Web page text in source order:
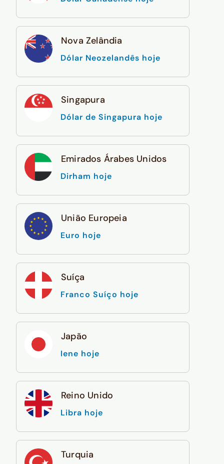
Nova Zelândia
Dólar Neozelandês hoje
Singapura
Dólar de Singapura hoje
Emirados Árabes Unidos
Dirham hoje
União Europeia
Euro hoje
Suíça
Franco Suíço hoje
Japão
Iene hoje
Reino Unido
Libra hoje
Turquia